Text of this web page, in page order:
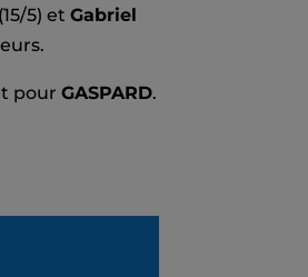
(15/5) et Gabriel
pour GASPARD.